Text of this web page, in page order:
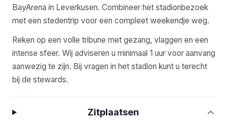
BayArena in Leverkusen. Combineer het stadionbezoek
met een stedentrip voor een compleet weekendje weg.
Reken op een volle tribune met gezang, vlaggen en een
intense sfeer. Wij adviseren u minimaal 1 uur voor aanvang
aanwezig te zijn. Bij vragen in het stadion kunt u terecht
bij de stewards.
Zitplaatsen